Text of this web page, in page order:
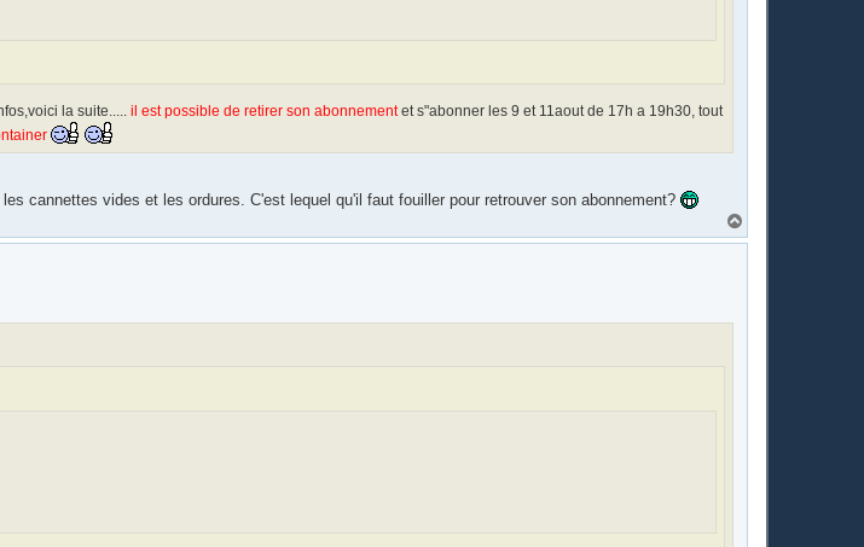
la suite.....il est possible de retirer son abonnementet s"abonner les 9 et 11aout de 17h a 19h30, tout
cannettes vides et les ordures. C'est lequel qu'il faut fouiller pour retrouver son abonnement?
a